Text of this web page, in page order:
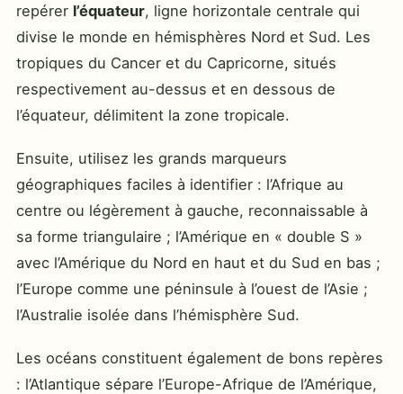
repérer l’équateur, ligne horizontale centrale qui
divise le monde en hémisphères Nord et Sud. Les
tropiques du Cancer et du Capricorne, situés
respectivement au-dessus et en dessous de
l’équateur, délimitent la zone tropicale.
Ensuite, utilisez les grands marqueurs
géographiques faciles à identifier : l’Afrique au
centre ou légèrement à gauche, reconnaissable à
sa forme triangulaire ; l’Amérique en « double S »
avec l’Amérique du Nord en haut et du Sud en bas ;
l’Europe comme une péninsule à l’ouest de l’Asie ;
l’Australie isolée dans l’hémisphère Sud.
Les océans constituent également de bons repères
: l’Atlantique sépare l’Europe-Afrique de l’Amérique,